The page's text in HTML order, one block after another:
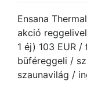
Ensana
akció
1 éj) 103 EUR
büféreggeli /
szaunavilág /